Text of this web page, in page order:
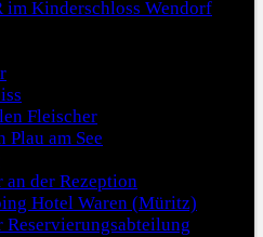
im Kinderschloss Wendorf
Fleischer
Plau am See
der Rezeption
Hotel Waren (Müritz)